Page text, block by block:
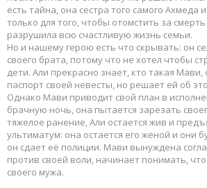
есть тайна, она сестра того самого Ахмеда
только для того, чтобы отомстить за
разрушила всю счастливую жизнь семьи.
Но и нашему герою есть что скрывать: он
своего брата, потому что не хотел чтобы
дети. Али прекрасно знает, кто такая Мави,
паспорт своей невесты, но решает ей об
Однако Мави приводит свой план в
брачную ночь, она пытается зарезать
тяжелое ранение, Али остается жив и
ультиматум: она остается его женой и они
он сдает её полиции. Мави вынуждена
против своей воли, начинает понимать,
своего мужа.